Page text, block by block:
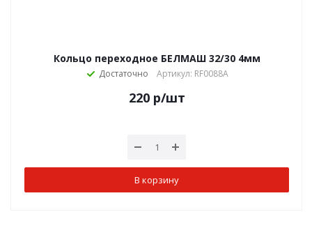
Кольцо переходное БЕЛМАШ 32/30 4мм
Достаточно Артикул: RF0088A
220р/шт
В корзину